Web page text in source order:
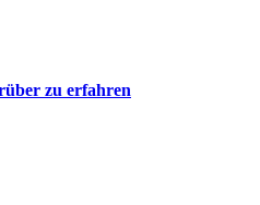
zu erfahren